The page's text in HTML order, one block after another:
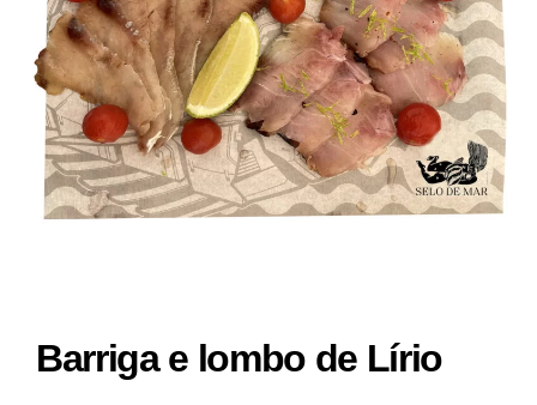
Barriga e lombo de Lírio